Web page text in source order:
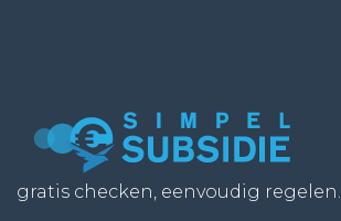
gratis checken, eenvoudig regelen.